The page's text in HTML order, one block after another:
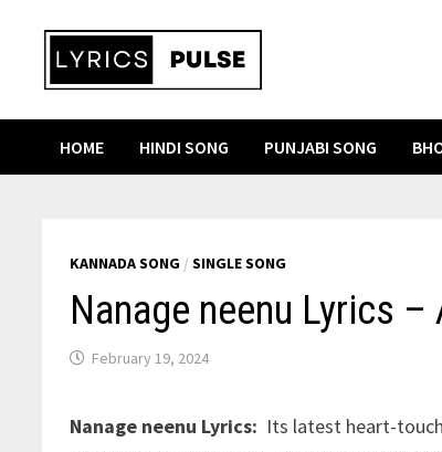
content
HOME HINDI SONG PUNJABI SONG
KANNADA SONG /SINGLE SONG
Nanage neenu Lyrics
February 19, 2024
Nanage neenu Lyrics: Its latest heart-